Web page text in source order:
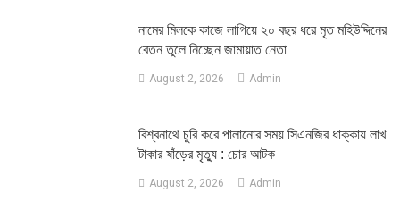
নামের মিলকে কাজে লাগিয়ে ২০ বছর ধরে মৃত মহিউদ্দিনের
বেতন তুলে নিচ্ছেন জামায়াত নেতা
August 2, 2026 Admin
‎বিশ্বনাথে চুরি করে পালানোর সময় সিএনজির ধাক্কায় লাখ
টাকার ষাঁড়ের মৃত্যু : চোর আটক
August 2, 2026 Admin